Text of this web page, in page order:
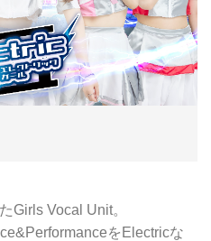
Girls Vocal Unit。
をElectricな